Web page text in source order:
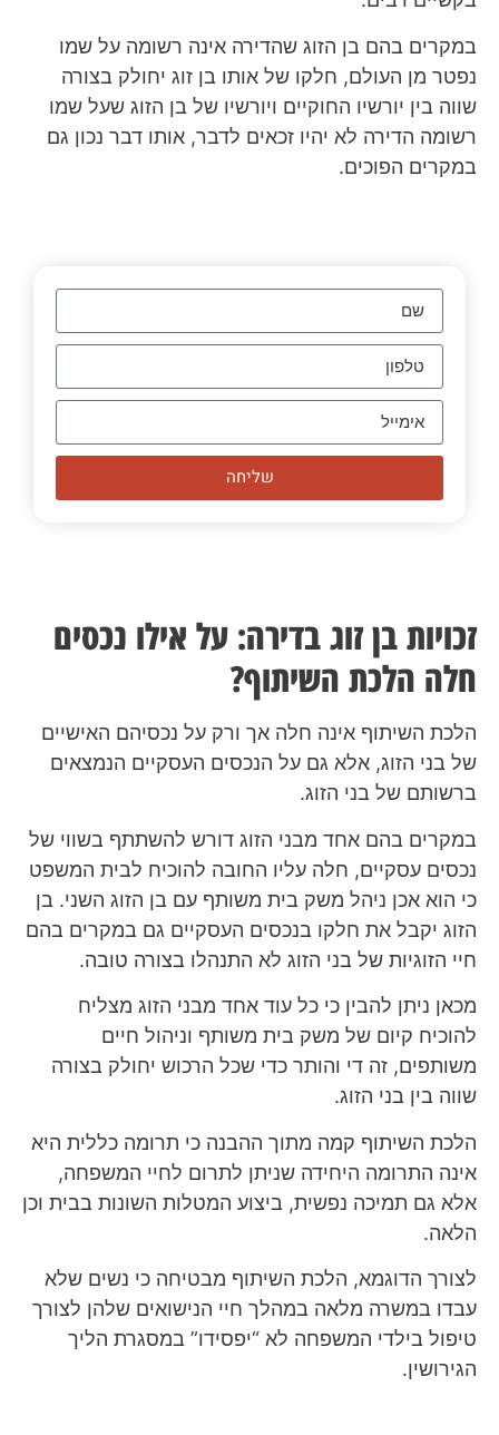
במקרים בהם בן הזוג שהדירה אינה רשומה על שמו
נפטר מן העולם, חלקו של אותו בן זוג יחולק בצורה
שווה בין יורשיו החוקיים ויורשיו של בן הזוג שעל שמו
רשומה הדירה לא יהיו זכאים לדבר, אותו דבר נכון גם
במקרים הפוכים.
שליחה
זכויות בן זוג בדירה: על אילו נכסים
חלה הלכת השיתוף?
הלכת השיתוף אינה חלה אך ורק על נכסיהם האישיים
של בני הזוג, אלא גם על הנכסים העסקיים הנמצאים
ברשותם של בני הזוג.
במקרים בהם אחד מבני הזוג דורש להשתתף בשווי של
נכסים עסקיים, חלה עליו החובה להוכיח לבית המשפט
כי הוא אכן ניהל משק בית משותף עם בן הזוג השני. בן
הזוג יקבל את חלקו בנכסים העסקיים גם במקרים בהם
חיי הזוגיות של בני הזוג לא התנהלו בצורה טובה.
מכאן ניתן להבין כי כל עוד אחד מבני הזוג מצליח
להוכיח קיום של משק בית משותף וניהול חיים
משותפים, זה די והותר כדי שכל הרכוש יחולק בצורה
שווה בין בני הזוג.
הלכת השיתוף קמה מתוך ההבנה כי תרומה כללית היא
אינה התרומה היחידה שניתן לתרום לחיי המשפחה,
אלא גם תמיכה נפשית, ביצוע המטלות השונות בבית וכן
הלאה.
לצורך הדוגמא, הלכת השיתוף מבטיחה כי נשים שלא
עבדו במשרה מלאה במהלך חיי הנישואים שלהן לצורך
טיפול בילדי המשפחה לא “יפסידו” במסגרת הליך
הגירושין.